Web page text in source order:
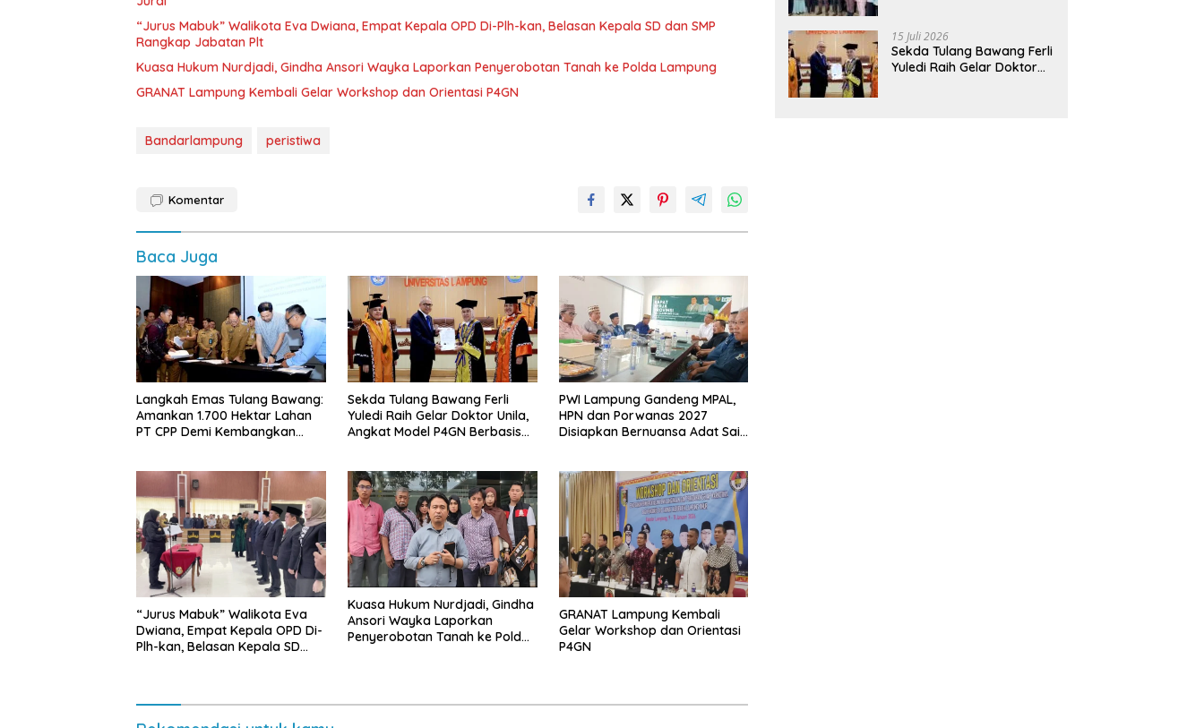
“Jurus Mabuk” Walikota Eva Dwiana, Empat Kepala OPD Di-Plh-kan, Belasan Kepala SD dan SMP
Rangkap Jabatan Plt
Kuasa Hukum Nurdjadi, Gindha Ansori Wayka Laporkan Penyerobotan Tanah ke Polda Lampung
GRANAT Lampung Kembali Gelar Workshop dan Orientasi P4GN
Bandarlampung peristiwa
Komentar
Baca Juga
Langkah Emas Tulang Bawang:
Amankan 1.700 Hektar Lahan
PT CPP Demi Kembangkan
Sekda Tulang Bawang Ferli
Yuledi Raih Gelar Doktor Unila,
Angkat Model P4GN Berbasis
PWI Lampung Gandeng MPAL,
HPN dan Porwanas 2027
Disiapkan Bernuansa Adat Sai
“Jurus Mabuk” Walikota Eva
Dwiana, Empat Kepala OPD Di-
Plh-kan, Belasan Kepala SD
Kuasa Hukum Nurdjadi, Gindha
Ansori Wayka Laporkan
Penyerobotan Tanah ke Polda
GRANAT Lampung Kembali
Gelar Workshop dan Orientasi
P4GN
Bergizi Gratis di Natar
15 Juli 2026
Sekda Tulang Bawang Ferli
Yuledi Raih Gelar Doktor